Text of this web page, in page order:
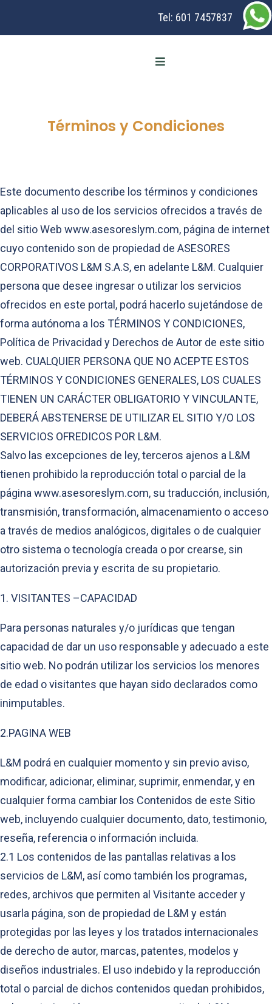
Tel: 601 7457837
Términos y Condiciones
Este documento describe los términos y condiciones
aplicables al uso de los servicios ofrecidos a través de
del sitio Web www.asesoreslym.com, página de internet
cuyo contenido son de propiedad de ASESORES
CORPORATIVOS L&M S.A.S, en adelante L&M. Cualquier
persona que desee ingresar o utilizar los servicios
ofrecidos en este portal, podrá hacerlo sujetándose de
forma autónoma a los TÉRMINOS Y CONDICIONES,
Política de Privacidad y Derechos de Autor de este sitio
web. CUALQUIER PERSONA QUE NO ACEPTE ESTOS
TÉRMINOS Y CONDICIONES GENERALES, LOS CUALES
TIENEN UN CARÁCTER OBLIGATORIO Y VINCULANTE,
DEBERÁ ABSTENERSE DE UTILIZAR EL SITIO Y/O LOS
SERVICIOS OFREDICOS POR L&M.
Salvo las excepciones de ley, terceros ajenos a L&M
tienen prohibido la reproducción total o parcial de la
página www.asesoreslym.com, su traducción, inclusión,
transmisión, transformación, almacenamiento o acceso
a través de medios analógicos, digitales o de cualquier
otro sistema o tecnología creada o por crearse, sin
autorización previa y escrita de su propietario.
1. VISITANTES –CAPACIDAD
Para personas naturales y/o jurídicas que tengan
capacidad de dar un uso responsable y adecuado a este
sitio web. No podrán utilizar los servicios los menores
de edad o visitantes que hayan sido declarados como
inimputables.
2.PAGINA WEB
L&M podrá en cualquier momento y sin previo aviso,
modificar, adicionar, eliminar, suprimir, enmendar, y en
cualquier forma cambiar los Contenidos de este Sitio
web, incluyendo cualquier documento, dato, testimonio,
reseña, referencia o información incluida.
2.1 Los contenidos de las pantallas relativas a los
servicios de L&M, así como también los programas,
redes, archivos que permiten al Visitante acceder y
usarla página, son de propiedad de L&M y están
protegidas por las leyes y los tratados internacionales
de derecho de autor, marcas, patentes, modelos y
diseños industriales. El uso indebido y la reproducción
total o parcial de dichos contenidos quedan prohibidos,